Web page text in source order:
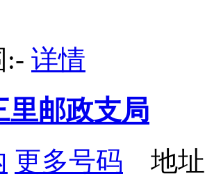
:- 详情
里邮政支局
更多号码 地址